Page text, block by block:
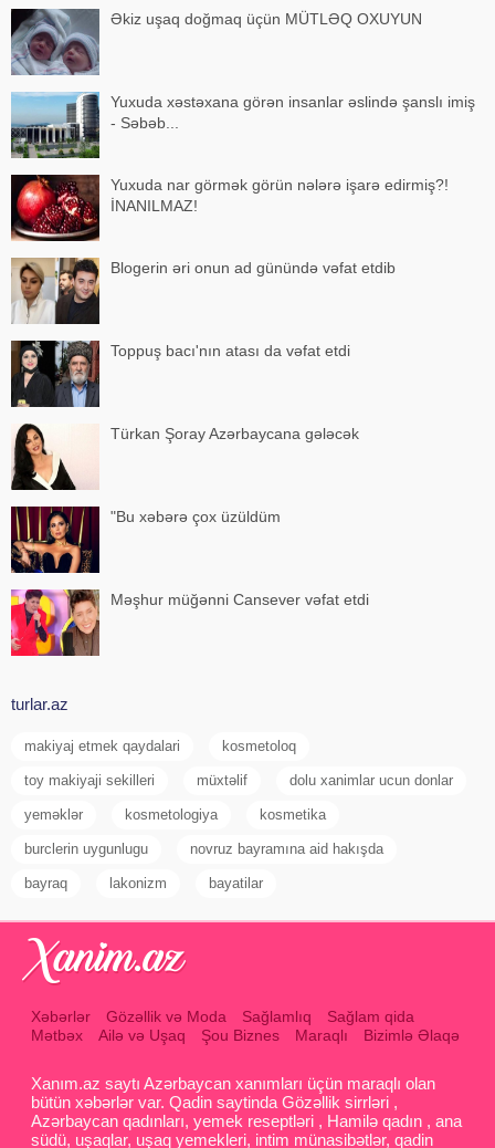
Əkiz uşaq doğmaq üçün MÜTLƏQ OXUYUN
Yuxuda xəstəxana görən insanlar əslində şanslı imiş
- Səbəb...
Yuxuda nar görmək görün nələrə işarə edirmiş?!
İNANILMAZ!
Blogerin əri onun ad günündə vəfat etdib
Toppuş bacı'nın atası da vəfat etdi
Türkan Şoray Azərbaycana gələcək
"Bu xəbərə çox üzüldüm
Məşhur müğənni Cansever vəfat etdi
turlar.az
makiyaj etmek qaydalari kosmetoloq
toy makiyaji sekilleri müxtəlif dolu xanimlar ucun donlar
yeməklər kosmetologiya kosmetika
burclerin uygunlugu novruz bayramına aid hakışda
bayraq lakonizm bayatilar
Xəbərlər Gözəllik və Moda Sağlamlıq
Sağlam qida
Mətbəx
Ailə və Uşaq Şou Biznes Maraqlı Bizimlə Əlaqə
Xanım.az saytı Azərbaycan xanımları üçün maraqlı olan
bütün xəbərlər var. Qadin saytinda Gözəllik sirrləri ,
Azərbaycan qadınları, yemek reseptləri , Hamilə qadın , ana
südü, uşaqlar, uşaq yemekleri, intim münasibətlər, qadin